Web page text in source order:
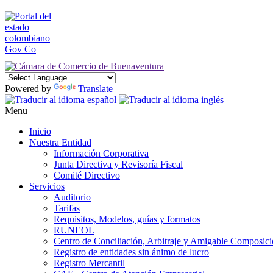
Powered by Translate
Menu
Inicio
Nuestra Entidad
Información Corporativa
Junta Directiva y Revisoría Fiscal
Comité Directivo
Servicios
Auditorio
Tarifas
Requisitos, Modelos, guías y formatos
RUNEOL
Centro de Conciliación, Arbitraje y Amigable
Registro de entidades sin ánimo de lucro
Registro Mercantil